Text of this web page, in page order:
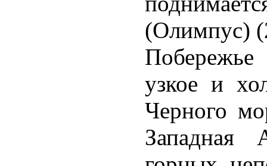
(Олимпус)
Побережье
узкое и
Черного
Западная